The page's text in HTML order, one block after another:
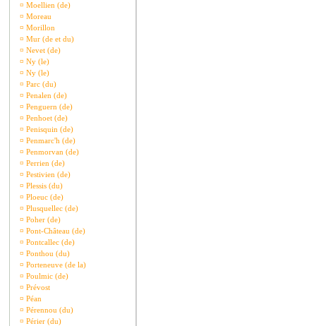
¤ Moellien (de)
¤ Moreau
¤ Morillon
¤ Mur (de et du)
¤ Nevet (de)
¤ Ny (le)
¤ Ny (le)
¤ Parc (du)
¤ Penalen (de)
¤ Penguern (de)
¤ Penhoet (de)
¤ Penisquin (de)
¤ Penmarc'h (de)
¤ Penmorvan (de)
¤ Perrien (de)
¤ Pestivien (de)
¤ Plessis (du)
¤ Ploeuc (de)
¤ Plusquellec (de)
¤ Poher (de)
¤ Pont-Château (de)
¤ Pontcallec (de)
¤ Ponthou (du)
¤ Porteneuve (de la)
¤ Poulmic (de)
¤ Prévost
¤ Péan
¤ Pérennou (du)
¤ Périer (du)